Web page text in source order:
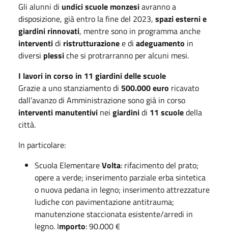
Gli alunni di undici scuole monzesiavranno a
disposizione, già entro la fine del 2023, spazi esterni e
giardini rinnovati, mentre sono in programma anche
interventidi ristrutturazionee di adeguamento in
diversi plessiche si protrarranno per alcuni mesi.
I lavori in corso in 11 giardini delle scuole
Grazie a uno stanziamento di 500.000 euro ricavato
dall’avanzo di Amministrazione sono già in corso
interventi manutentivi nei giardinidi 11 scuoledella
città.
In particolare:
Scuola ElementareVolta: rifacimento del prato;
opere a verde; inserimento parziale erba sintetica
o nuova pedana in legno; inserimento attrezzature
ludiche con pavimentazione antitrauma;
manutenzione staccionata esistente/arredi in
legno. Importo: 90.000 €